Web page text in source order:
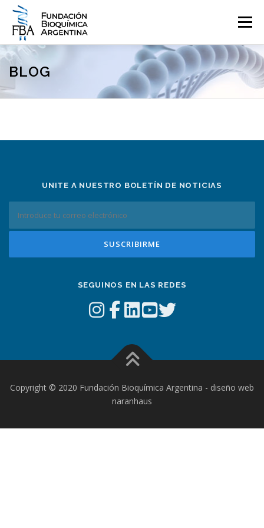
Saltar
contenido
Menú
QUIENES SOMOS EVENTOS COMUNICACIÓN
BLOG
UNITE A NUESTRO BOLETÍN DE NOTICIAS
SEGUINOS EN LAS REDES
Copyright © 2020 Fundación Bioquímica Argentina - diseño web
naranhaus